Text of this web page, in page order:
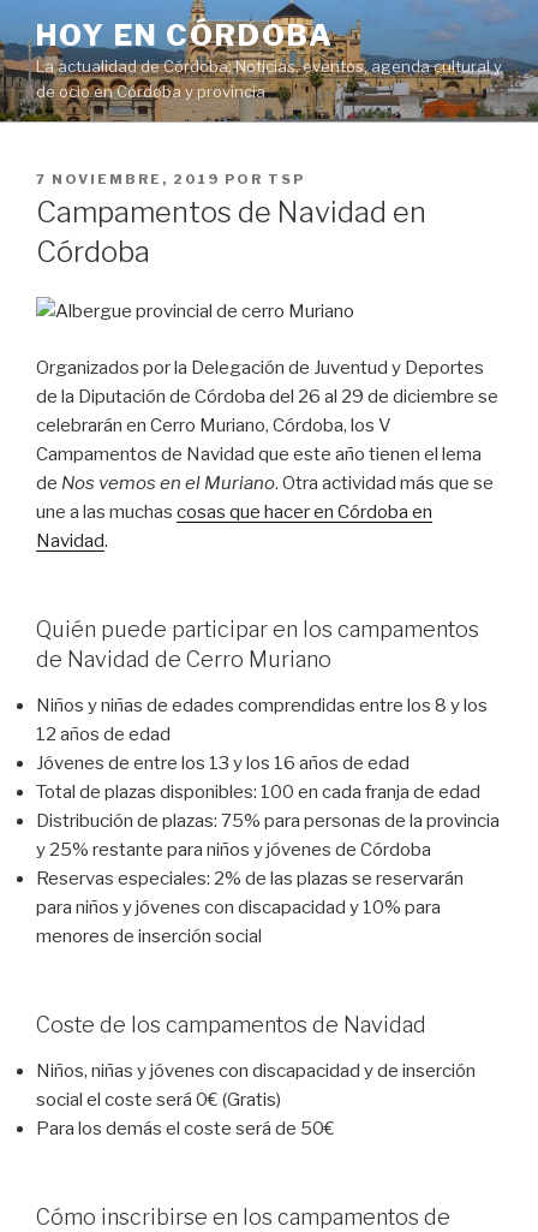
al
contenido
HOY EN CÓRDOBA
La actualidad de Córdoba: Noticias, eventos, agenda cultural y
de ocio en Córdoba y provincia
PUBLICADO
EL
7 NOVIEMBRE, 2019 POR TSP
Campamentos de Navidad en
Córdoba
Organizados por la Delegación de Juventud y Deportes
de la Diputación de Córdoba del 26 al 29 de diciembre se
celebrarán en Cerro Muriano, Córdoba, los V
Campamentos de Navidad que este año tienen el lema
de Nos vemos en el Muriano. Otra actividad más que se
une a las muchas cosas que hacer en Córdoba en
Navidad.
Quién puede participar en los campamentos
de Navidad de Cerro Muriano
Niños y niñas de edades comprendidas entre los 8 y los
12 años de edad
Jóvenes de entre los 13 y los 16 años de edad
Total de plazas disponibles: 100 en cada franja de edad
Distribución de plazas: 75% para personas de la provincia
y 25% restante para niños y jóvenes de Córdoba
Reservas especiales: 2% de las plazas se reservarán
para niños y jóvenes con discapacidad y 10% para
menores de inserción social
Coste de los campamentos de Navidad
Niños, niñas y jóvenes con discapacidad y de inserción
social el coste será 0€ (Gratis)
Para los demás el coste será de 50€
Cómo inscribirse en los campamentos de